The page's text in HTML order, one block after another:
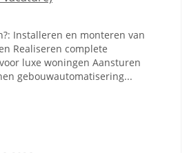
Installeren en monteren van
Realiseren complete
luxe woningen Aansturen
gebouwautomatisering...